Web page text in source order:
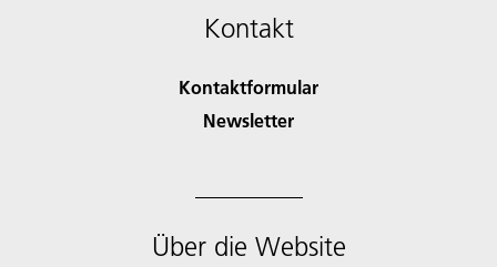
Kontakt
Kontaktformular
Newsletter
Über die Website